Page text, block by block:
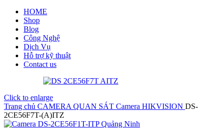
HOME
Shop
Blog
Công Nghệ
Dịch Vụ
Hỗ trợ kỹ thuật
Contact us
Click to enlarge
Trang chủ CAMERA QUAN SÁT Camera HIKVISION DS-
2CE56F7T-(A)ITZ